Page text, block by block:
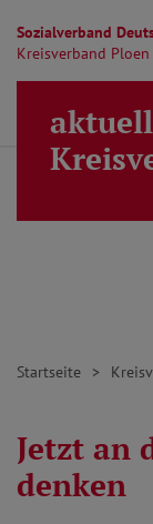
Sozialverband
Kreisverband Ploen
Direkt zu den
MENÜ
Startseite
Jetzt an
denken